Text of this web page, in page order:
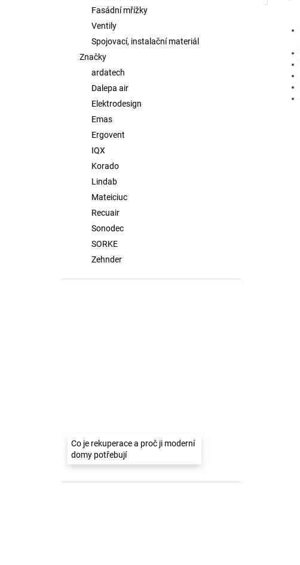
Fasádní mřížky
Ventily
Spojovací, instalační materiál
Značky
ardatech
Dalepa air
Elektrodesign
Emas
Ergovent
IQX
Korado
Lindab
Mateiciuc
Recuair
Sonodec
SORKE
Zehnder
Co je rekuperace a proč ji moderní
domy potřebují